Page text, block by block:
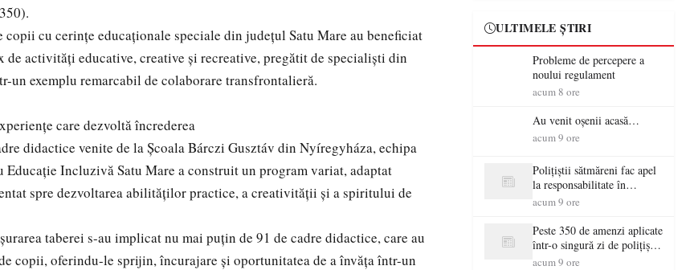
copii cu cerințe educaționale speciale din județul Satu Mare au beneficiat
de activități educative, creative și recreative, pregătit de specialiști din
un exemplu remarcabil de colaborare transfrontalieră.
care dezvoltă încrederea
didactice venite de la Școala Bárczi Gusztáv din Nyíregyháza, echipa
Educație Incluzivă Satu Mare a construit un program variat, adaptat
spre dezvoltarea abilităților practice, a creativității și a spiritului de
taberei s-au implicat nu mai puțin de 91 de cadre didactice, care au
copii, oferindu-le sprijin, încurajare și oportunitatea de a învăța într-un
ULTIMELE ȘTIRI
Probleme de percepere a
noului regulament
acum 8 ore
Au venit oșenii acasă…
acum 9 ore
Polițiștii sătmăreni fac apel
la responsabilitate în
trafic…
acum 9 ore
Peste 350 de amenzi aplicate
într-o singură zi de polițiștii
sătmăreni
acum 9 ore